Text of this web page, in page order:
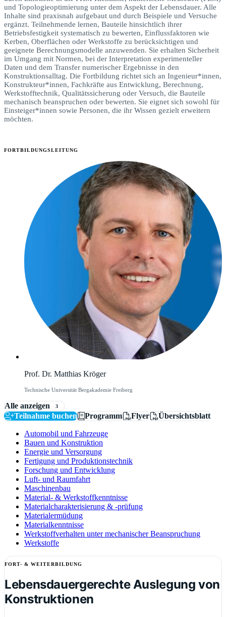
und Topologieoptimierung unter dem Aspekt der Lebensdauer. Alle
Inhalte sind praxisnah aufgebaut und durch Beispiele und Versuche
ergänzt. Teilnehmende lernen, Bauteile hinsichtlich ihrer
Betriebsfestigkeit systematisch zu bewerten, Einflussfaktoren wie
Kerben, Oberflächen oder Werkstoffe zu berücksichtigen und
geeignete Berechnungsmodelle anzuwenden. Sie erhalten Sicherheit
im Umgang mit Normen, bei der Interpretation experimenteller
Daten und dem Transfer numerischer Ergebnisse in den
Konstruktionsalltag. Die Fortbildung richtet sich an Ingenieur*innen,
Konstrukteur*innen, Fachkräfte aus Entwicklung, Berechnung,
Werkstofftechnik, Qualitätssicherung oder Versuch, die Bauteile
mechanisch beanspruchen oder bewerten. Sie eignet sich sowohl für
Einsteiger*innen sowie Personen, die ihr Wissen gezielt erweitern
möchten.
FORTBILDUNGSLEITUNG
Prof. Dr. Matthias Kröger
Technische Universität Bergakademie Freiberg
Alle anzeigen 3
Teilnahme buchen Programm Flyer Übersichtsblatt
Automobil und Fahrzeuge
Bauen und Konstruktion
Energie und Versorgung
Fertigung und Produktionstechnik
Forschung und Entwicklung
Luft- und Raumfahrt
Maschinenbau
Material- & Werkstoffkenntnisse
Materialcharakterisierung & -prüfung
Materialermüdung
Materialkenntnisse
Werkstoffverhalten unter mechanischer Beanspruchung
Werkstoffe
FORT- & WEITERBILDUNG
Lebensdauergerechte Auslegung von
Konstruktionen